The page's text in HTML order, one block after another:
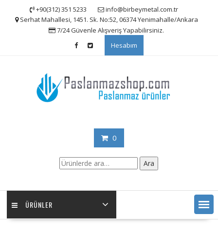
+90(312) 351 5233
info@birbeymetal.com.tr
Serhat Mahallesi, 1451. Sk. No:52, 06374 Yenimahalle/Ankara
7/24 Güvenle Alışveriş Yapabilirsiniz.
Hesabım
0
Ara: Ara
ÜRÜNLER